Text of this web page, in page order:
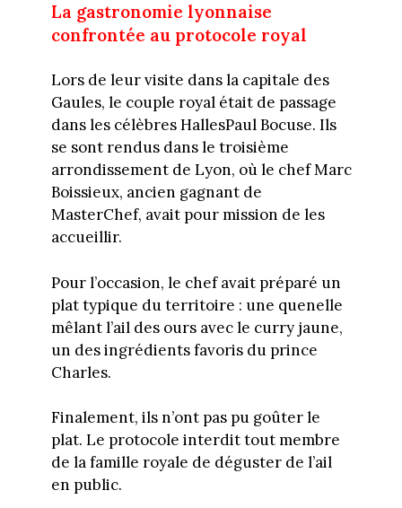
La gastronomie lyonnaise
confrontée au protocole royal
Lors de leur visite dans la capitale des
Gaules, le couple royal était de passage
dans les célèbres HallesPaul Bocuse. Ils
se sont rendus dans le troisième
arrondissement de Lyon, où le chef Marc
Boissieux, ancien gagnant de
MasterChef, avait pour mission de les
accueillir.
Pour l’occasion, le chef avait préparé un
plat typique du territoire : une quenelle
mêlant l’ail des ours avec le curry jaune,
un des ingrédients favoris du prince
Charles.
Finalement, ils n’ont pas pu goûter le
plat. Le protocole interdit tout membre
de la famille royale de déguster de l’ail
en public.